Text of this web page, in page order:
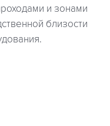
и зонами
близости